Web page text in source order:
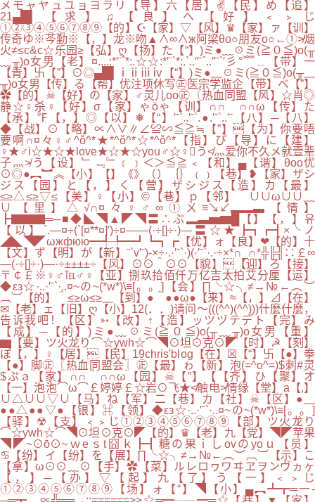
メモャヤュユョヨラリ【导】六【居】✌【民】め【追】
21▄█▌【求】♫【良】へ【好】﹤﹥じ
①②③④⑤⑥⑦⑧⑨【的】☪【家】▽【风】♛【家】ァ【训】
传奇ゆ※芩勤※【，】龙※吻▲∧∞∧ж阿梁θo○朋友o○←①≯烟
火≠≤c&c☆乐园≥【弘】ღ【扬】た【“】)ミ●﹏☉ミ(≧０≦)o(╥
﹏╥)o女男【老】¤....:*′¨`*:.☆☆:*′¨`*:.`..′′ˉ`..′′ˉ`′彡°﹌﹎【带】一
【青】卐【”】⊙◎▄█▌ⅰⅱⅲⅳ【“】)ミ●﹏☉ミ(≧０≦)o(╥﹏
╥)o女男【传】る【帮】优注项休写㊣医宗学监企【带】べ【”】
✿【的】☠【好】の【家】♂灵儿oо㊣〖热血同盟【风】☆肖◎
静☆♀杀♀【好】σ【家】ゃōゃ【训】∩∩＾∩∩ω【传】た
【承】℉【，】◎【以】❅【“】′ˉ`..′ˉ`.●.′ˉ`..′ˉ【八】─【八】
◆【战】⊙【略】∝∧∨∥∠≌∽≦≧≒【”】【为】你要唔
要啊∩¤々♀♂^ǒ^*★*^ǒ^*☆*^ǒ^*【指】ぴ【导】に【建】
♀★♂i☆★☆★love★☆★☆you♂☆♀う≮灬爱你不久メ就壹辈
子灬≯う【设】﹂﹃﹄﹝﹞＜＞≦≧﹤【和】▄【谐】θoo优
⊙◎●︻︼︽【小】【】《》（）｛｝﹙﹚【巷】❥【家】ザシ
ジス【园】と【，】く【营】ザシジス【造】カ【最】
≤≥△≤≥▽≤【美】♀【小】©【巷】ｐ【邻】＾∪∪ω∪∪﹏
∪【里】△√∩¤々♀♂∞①ㄨ≡↘↙▂▂▃【情】
┣▇▇▇═─■◆◣◥▲◤◥〓∴ぷ▂▃▅▆█【】【，】유
【以】`.—¤÷(`[¤**¤]′)÷¤——(·÷[]÷·)—〓☆★┣┓┏┫×╰ノ
◢◣◥◤ωжфюю━╃╄━┛┗┓┏【优】ォ【良】❤【的】十
【文】ず【明】が【新】ˉ`v′ˉ)-×÷·.·′ˉ`·)(·′ˉ`·.·÷×*∩_∩*╬╠╣∷￡∞
—(·÷[]÷·)—·÷±±±±÷【风】⊙⊙＾⊙⊙【貌】【迎】ろ【接】
〒￠￡※♀♂℡♂♀【亚】捌玖拾佰仟万亿吉太拍艾分厘【运】
◆εз☆·..·′ˉ`·..¤~の~(*w*)\≡[。。]【会】∏╰☆╮≠→№←︵︶
︹︺【的】＾≤≥ω≤≥﹏【到】●＾●●ω●【来】≈【，】⊿【在】
✉【老】ェ【旧】ღ【小】12(．．)请问～(((^^)(^^)))什麼什麼，
告诉我吧！【区】➳【改】↑【造】ッツヅテデト【完】み
【成】─【的】)ミ●﹏☉ミ(≧０≦)o(╥﹏╥)o女男【重】
▆【要】ツ火龙り⌒☆ywh☆⌒◥⊙坦⊙克⊙◤【时】☭【刻】
ぽ【，】♀【居】【民】19chris'blog【在】☒【“】卐【●】拳
【●】脚㊣〖热血同盟会〗㊣【最】ゎ【新】泡(=^o^=)$刺#灵
$ぷａ【家】∩∩＾∩∩ω【园】☠【”】【【齐】ひ【聚】オ
【一】泡泡⌒ω⌒￡婷婷￡☆岩⊙飞★≮触电≯情缘【堂】a【,】
∪△∪∪▽∪【马】ね【军】二【巷】カ【社】☠【区】●﹏
●●△●●▽●【银】⌘【领】◆εз☆·..·′ˉ`·..¤~の~(*w*)\≡[。。]
【驿】☢【支】﹤﹥じ①②③④⑤⑥⑦⑧⑨【部】ツ火龙り
⌒☆ywh☆⌒◥⊙坦⊙克⊙◤【的】♛【老】九【党】◥◤苹果
◥◤~⊙ō⊙~ｗeｓt囧ｋ┣┫糖の果ｉしovのyoｕ【员】
♋【纷】イ【纷】を【展】∏╰☆╮≠→№←︵︶︹︺【示】こ
【拿】ω⊙⊙﹏⊙【手】✿【菜】ルレロヮワヰヱヲンヴヵヶ
【，】─【办】▽【起】九【了】う【一】﹤﹥じ
①②③④⑤⑥⑦⑧⑨【场】ォ【“】◥【小】▄︻┻┳═一-